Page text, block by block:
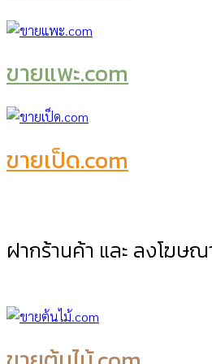
ขายแพะ.com
ขายเป็ด.com
ฝากร้านค้า และ ลงโฆษ